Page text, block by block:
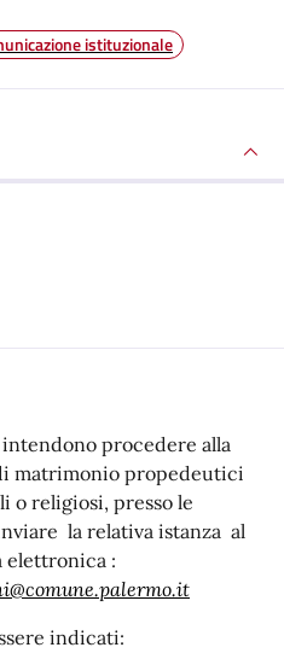
istituzionale
procedere alla
matrimonio propedeutici
o religiosi, presso le
la relativa istanza al
elettronica :
indicati: